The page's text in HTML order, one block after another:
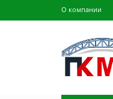
О компании